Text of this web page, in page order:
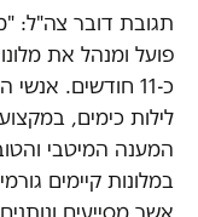
תגובת דובר צה"ל:
פועל ומנהל את
כ-11 חודשים.
לילות כימים,
המענה המיטבי
במלונות קיימים